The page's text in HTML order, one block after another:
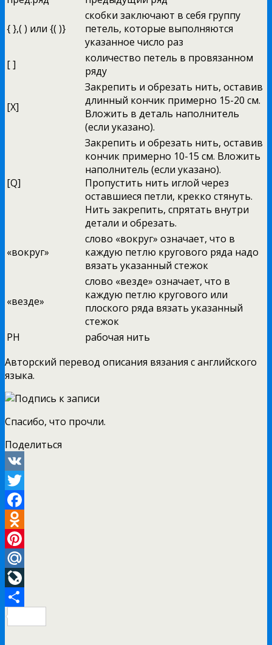
{ },( ) или {( )}
скобки заключают в себя группу
петель, которые выполняются
указанное число раз
[ ]
количество петель в провязанном
ряду
[X]
Закрепить и обрезать нить, оставив
длинный кончик примерно 15-20 см.
Вложить в деталь наполнитель
(если указано).
[Q]
Закрепить и обрезать нить, оставив
кончик примерно 10-15 см. Вложить
наполнитель (если указано).
Пропустить нить иглой через
оставшиеся петли, крекко стянуть.
Нить закрепить, спрятать внутри
детали и обрезать.
«вокруг»
слово «вокруг» означает, что в
каждую петлю кругового ряда надо
вязать указанный стежок
«везде»
слово «везде» означает, что в
каждую петлю кругового или
плоского ряда вязать указанный
стежок
РН
рабочая нить
Авторский перевод описания вязания с английского
языка.
Спасибо, что прочли.
Поделиться
VK
Twitter
Facebook
Odnoklassniki
Pinterest
Mail.Ru
LiveJournal